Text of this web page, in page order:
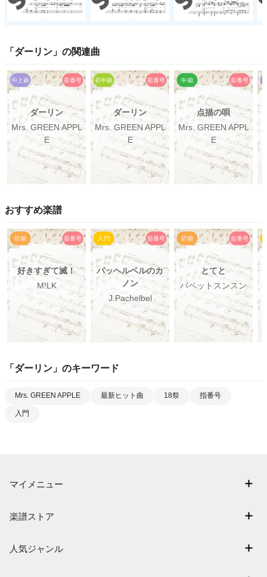
「 ダーリン 」の関連曲
ダーリン
Mrs. GREEN APPL
E
ダーリン
Mrs. GREEN APPL
E
点描の唄
Mrs. GREEN APPL
E
おすすめ楽譜
好きすぎて滅！
M!LK
パッヘルベルのカ
ノン
J.Pachelbel
とてと
パペットスンスン
「 ダーリン 」のキーワード
Mrs. GREEN APPLE 最新ヒット曲 18祭 指番号
入門
マイメニュー
退会はこちら
楽譜ストア
人気ジャンル